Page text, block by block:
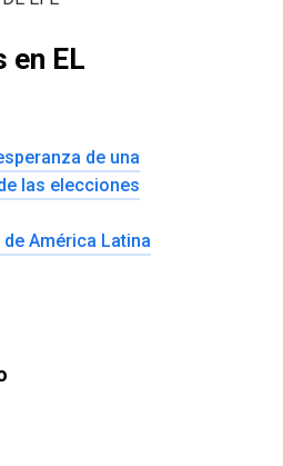
en EL
de una
las elecciones
América Latina